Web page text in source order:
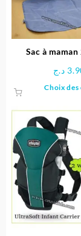
Sac à maman
د.ج
Choix